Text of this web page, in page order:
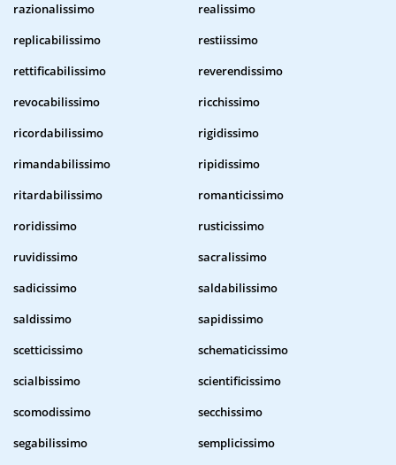
razionalissimo
realissimo
replicabilissimo
restiissimo
rettificabilissimo
reverendissimo
revocabilissimo
ricchissimo
ricordabilissimo
rigidissimo
rimandabilissimo
ripidissimo
ritardabilissimo
romanticissimo
roridissimo
rusticissimo
ruvidissimo
sacralissimo
sadicissimo
saldabilissimo
saldissimo
sapidissimo
scetticissimo
schematicissimo
scialbissimo
scientificissimo
scomodissimo
secchissimo
segabilissimo
semplicissimo